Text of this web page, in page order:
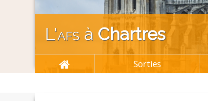
L'afs à Chartres
Sorties